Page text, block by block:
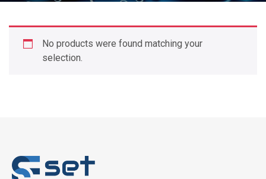
No products were found matching your
selection.